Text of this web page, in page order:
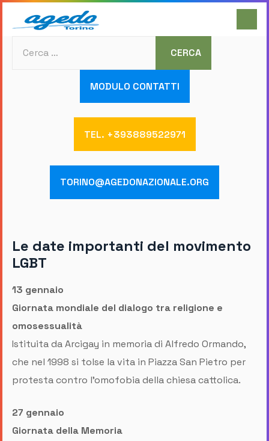
CERCA
MODULO CONTATTI
TEL. +393889522971
TORINO@AGEDONAZIONALE.ORG
Le date importanti del movimento
LGBT
13 gennaio
Giornata mondiale del dialogo tra religione e
omosessualità
Istituita da Arcigay in memoria di Alfredo Ormando,
che nel 1998 si tolse la vita in Piazza San Pietro per
protesta contro l’omofobia della chiesa cattolica.
27 gennaio
Giornata della Memoria